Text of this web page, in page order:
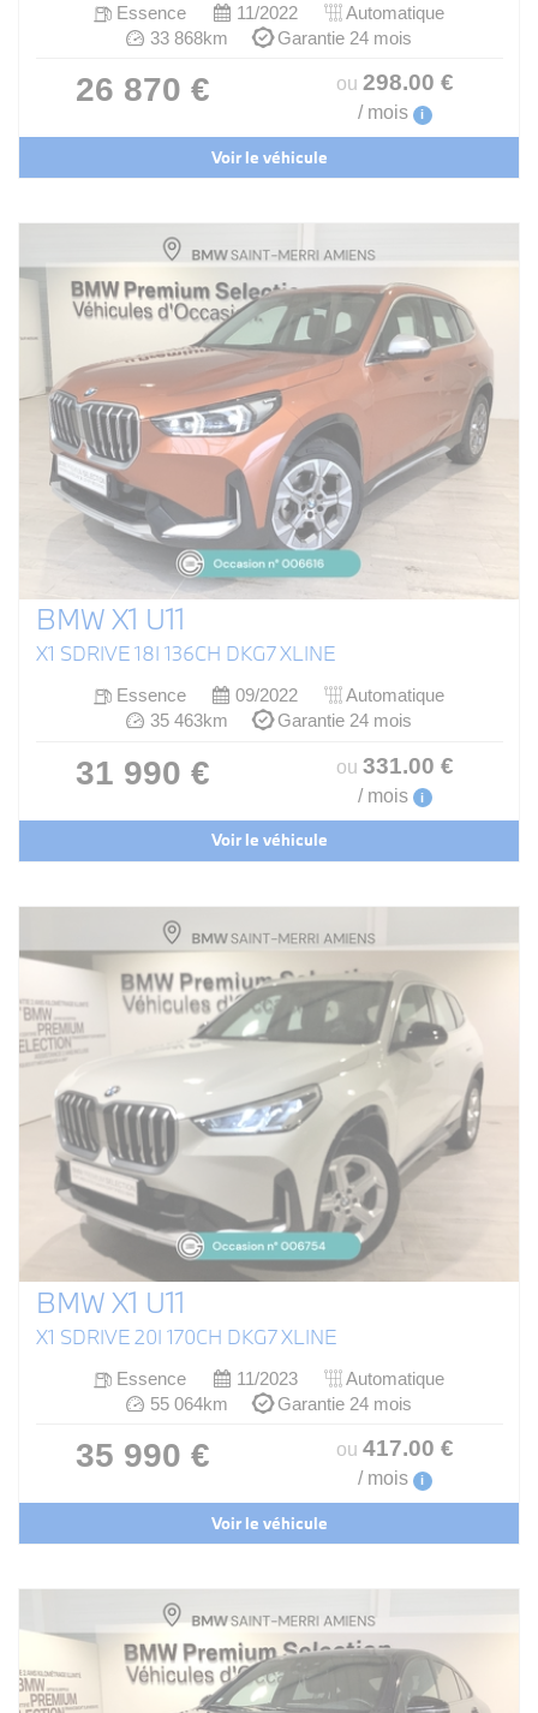
Essence 11/2022
Automatique
33 868km
Garantie 24 mois
26 870 € ou 298.00 €
/ mois i
Voir le véhicule
BMW X1 U11
X1 SDRIVE 18I 136CH DKG7 XLINE
Essence 09/2022
Automatique
35 463km
Garantie 24 mois
31 990 € ou 331.00 €
/ mois i
Voir le véhicule
BMW X1 U11
X1 SDRIVE 20I 170CH DKG7 XLINE
Essence 11/2023
Automatique
55 064km
Garantie 24 mois
35 990 € ou 417.00 €
/ mois i
Voir le véhicule